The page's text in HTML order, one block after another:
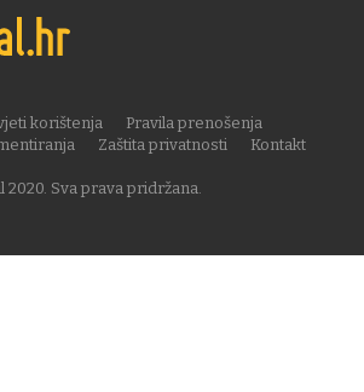
Sva prava pridržana.
korištenja
Pravila prenošenja
Zaštita privatnosti
Kontakt